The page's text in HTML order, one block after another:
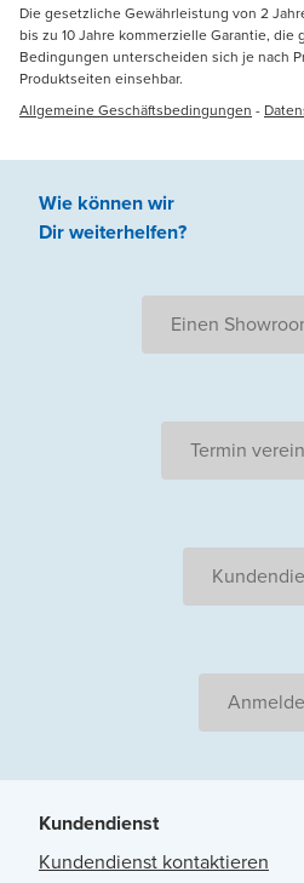
Die gesetzliche Gewährleistung von 2
bis zu 10 Jahre kommerzielle Garantie,
Bedingungen unterscheiden sich je nach
Produktseiten einsehbar.
Allgemeine Geschäftsbedingungen -
Wie können wir
Dir weiterhelfen?
Einen
Termin
Kundendienst
Kundendienst kontaktieren